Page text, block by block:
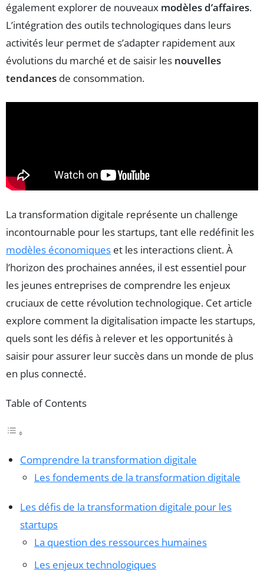
également explorer de nouveaux modèles d’affaires.
L’intégration des outils technologiques dans leurs
activités leur permet de s’adapter rapidement aux
évolutions du marché et de saisir les nouvelles
tendances de consommation.
La transformation digitale représente un challenge
incontournable pour les startups, tant elle redéfinit les
modèles économiques et les interactions client. À
l’horizon des prochaines années, il est essentiel pour
les jeunes entreprises de comprendre les enjeux
cruciaux de cette révolution technologique. Cet article
explore comment la digitalisation impacte les startups,
quels sont les défis à relever et les opportunités à
saisir pour assurer leur succès dans un monde de plus
en plus connecté.
Table of Contents
Comprendre la transformation digitale
Les fondements de la transformation digitale
Les défis de la transformation digitale pour les
startups
La question des ressources humaines
Les enjeux technologiques